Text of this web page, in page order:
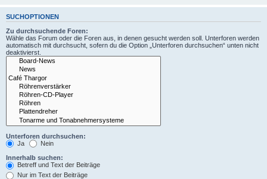
SUCHOPTIONEN
Zu durchsuchende Foren:
Wähle das Forum oder die Foren aus, in denen gesucht werden soll. Unterforen werden
automatisch mit durchsucht, sofern du die Option „Unterforen durchsuchen“ unten nicht
deaktivierst.
Unterforen durchsuchen:
Ja
Nein
Innerhalb suchen:
Betreff und Text der Beiträge
Nur im Text der Beiträge